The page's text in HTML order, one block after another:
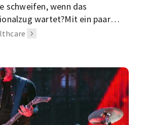
schweifen, wenn das
wartet?Mit ein paar
zum perfekten